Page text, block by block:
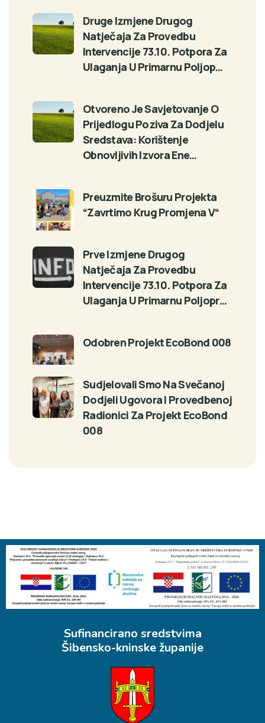
Druge Izmjene Drugog
Natječaja Za Provedbu
Intervencije 73.10. Potpora Za
Ulaganja U Primarnu Poljop…
Otvoreno Je Savjetovanje O
Prijedlogu Poziva Za Dodjelu
Sredstava: Korištenje
Obnovljivih Izvora Ene…
Preuzmite Brošuru Projekta
“Zavrtimo Krug Promjena V“
Prve Izmjene Drugog
Natječaja Za Provedbu
Intervencije 73.10. Potpora Za
Ulaganja U Primarnu Poljopr…
Odobren Projekt EcoBond 008
Sudjelovali Smo Na Svečanoj
Dodjeli Ugovora I Provedbenoj
Radionici Za Projekt EcoBond
008
Sufinancirano sredstvima
Šibensko-kninske županije